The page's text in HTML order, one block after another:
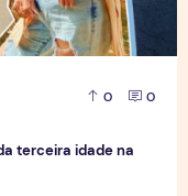
0 0
terceira idade na